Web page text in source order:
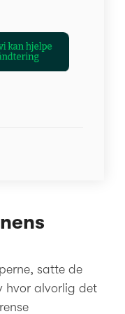
satte de
hvor alvorlig det